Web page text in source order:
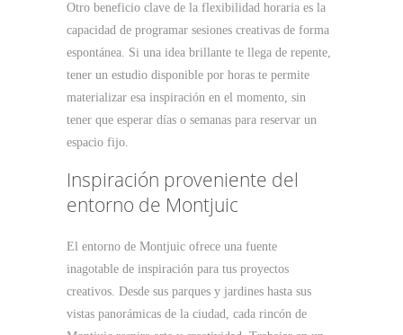
Otro beneficio clave de la flexibilidad horaria es la
capacidad de programar sesiones creativas de forma
espontánea. Si una idea brillante te llega de repente,
tener un estudio disponible por horas te permite
materializar esa inspiración en el momento, sin
tener que esperar días o semanas para reservar un
espacio fijo.
Inspiración proveniente del
entorno de Montjuic
El entorno de Montjuic ofrece una fuente
inagotable de inspiración para tus proyectos
creativos. Desde sus parques y jardines hasta sus
vistas panorámicas de la ciudad, cada rincón de